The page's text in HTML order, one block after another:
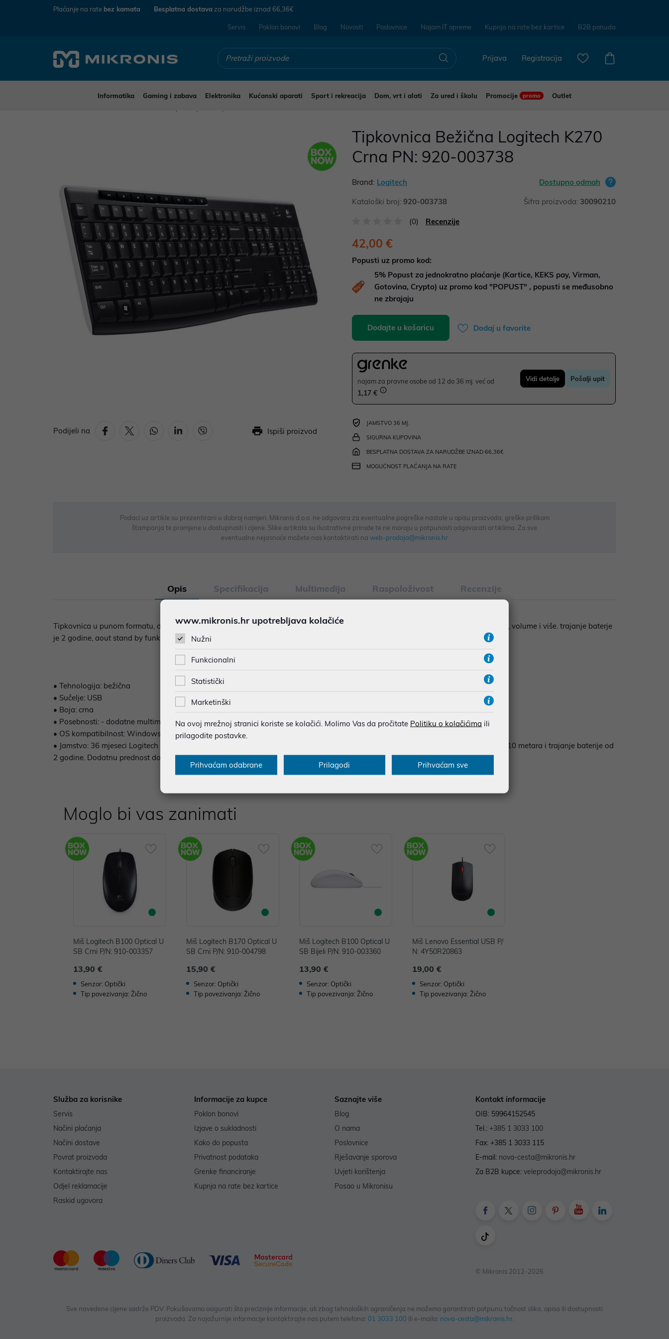
Plaćanje na rate bez kamata Besplatna dostava za narudžbe iznad 66,36€
Servis Poklon bonovi Blog Novosti Poslovnice Najam IT opreme Kupnja na rate bez kartice B2B ponuda
Registracija
Prijava
Informatika Gaming i zabava Elektronika Kućanski aparati Sport i rekreacija Dom, vrt i alati Za ured i školu Promocije promo
Outlet
Podijeli na Ispiši proizvod
Tipkovnica Bežična Logitech K270
Crna PN: 920-003738
Brand: Logitech Dostupno odmah
Kataloški broj: 920-003738 Šifra proizvoda: 30090210
(0) Recenzije
42,00 €
Popusti uz promo kod:
5% Popust za jednokratno plaćanje (Kartice, KEKS pay, Virman,
Gotovina, Crypto) uz promo kod "POPUST" , popusti se međusobno
ne zbrajaju
Dodajte u košaricu Dodaj u favorite
najam za pravne osobe od 12 do 36 mj. već od
1,17 €
Vidi detalje Pošalji upit
JAMSTVO 36 MJ.
SIGURNA KUPOVINA
BESPLATNA DOSTAVA ZA NARUDŽBE IZNAD 66,36€
MOGUĆNOST PLAĆANJA NA RATE
Podaci uz artikle su prezentirani u dobroj namjeri. Mikronis d.o.o. ne odgovara za eventualne pogreške nastale u opisu proizvoda, greške prilikom
štampanja te promjene u dostupnosti i cijene. Slike artikala su ilustrativne prirode te ne moraju u potpunosti odgovarati artiklima. Za sve
eventualne nejasnoće možete nas kontaktirati na web-prodaja@mikronis.hr
Opis Specifikacija Multimedija Raspoloživost Recenzije
Tipkovnica u punom formatu, dolazi s Logitech Unifying receiverom, 8 Hot tipki za momentalni pristup internetu, e-mailu, play/pause, volume i više. trajanje baterje
je 2 godine, aout stand by funkcija. Tipkovnica otporna na prolijevanje - do 60 ml tekućine
• Tehnologija: bežična
• Sučelje: USB
• Boja: crna
• Posebnosti: - dodatne multimedija tipke - spill resistant
• OS kompatibilnost: Windows XP, Vista, 7, 8
• Jamstvo: 36 mjeseci Logitech K270 bežična tipkovnica ima sve što vam je potrebno: naprednu bežičnu vezu na 2,4 GHz, domet od 10 metara i trajanje baterije od
2 godine. Dodatnu prednost donosi joj otpornost na prolijevanje.
Moglo bi vas zanimati
Miš Logitech B100 Optical U
SB Crni P/N: 910-003357
13,90 €
Senzor: Optički
Tip povezivanja: Žično
Miš Logitech B170 Optical U
SB Crni P/N: 910-004798
15,90 €
Senzor: Optički
Tip povezivanja: Žično
Miš Logitech B100 Optical U
SB Bijeli P/N: 910-003360
13,90 €
Senzor: Optički
Tip povezivanja: Žično
Miš Lenovo Essential USB P/
N: 4Y50R20863
19,00 €
Senzor: Optički
Tip povezivanja: Žično
Služba za korisnike
Servis
Načini plaćanja
Načini dostave
Povrat proizvoda
Kontaktirajte nas
Odjel reklamacije
Raskid ugovora
Informacije za kupce
Poklon bonovi
Izjave o sukladnosti
Kako do popusta
Privatnost podataka
Grenke financiranje
Kupnja na rate bez kartice
Saznajte više
Blog
O nama
Poslovnice
Rješavanje sporova
Uvjeti korištenja
Posao u Mikronisu
Kontakt informacije
OIB: 59964152545
Tel.: +385 1 3033 100
Fax: +385 1 3033 115
E-mail: nova-cesta@mikronis.hr
Za B2B kupce: veleprodaja@mikronis.hr
© Mikronis 2012-2026
Sve navedene cijene sadrže PDV. Pokušavamo osigurati što preciznije informacije, ali zbog tehnoloških ograničenja ne možemo garantirati potpunu točnost slika, opisa ili dostupnosti
proizvoda. Za najažurnije informacije kontaktirajte nas putem telefona: 01 3033 100 ili e-maila: nova-cesta@mikronis.hr.
www.mikronis.hr upotrebljava kolačiće
Nužni
Funkcionalni
Statistički
Marketinški
Na ovoj mrežnoj stranici koriste se kolačići. Molimo Vas da pročitate Politiku o kolačićima ili
prilagodite postavke.
Prihvaćam odabrane Prilagodi Prihvaćam sve